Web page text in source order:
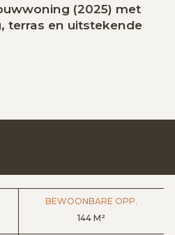
MIJN FAVORIETEN
(2025) met
terras en uitstekende
BEWOONBARE OPP.
144 M²